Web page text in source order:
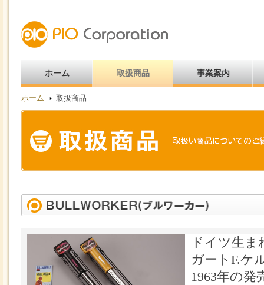
ホーム 取扱商品 事業案内
ホーム 取扱商品
ドイツ生
ガートF.ケ
1963年の発